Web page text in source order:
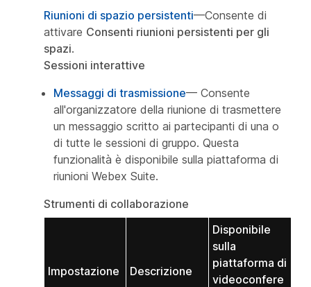
Riunioni di spazio persistenti—Consente di
attivare Consenti riunioni persistenti per gli
spazi.
Sessioni interattive
Messaggi di trasmissione— Consente
all'organizzatore della riunione di trasmettere
un messaggio scritto ai partecipanti di una o
di tutte le sessioni di gruppo. Questa
funzionalità è disponibile sulla piattaforma di
riunioni Webex Suite.
Strumenti di collaborazione
Impostazione Descrizione
Disponibile
sulla
piattaforma di
videoconfere